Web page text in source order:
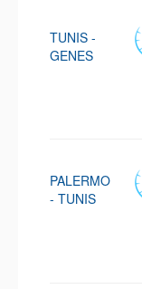
TUNIS -
GENES
PALERMO
- TUNIS